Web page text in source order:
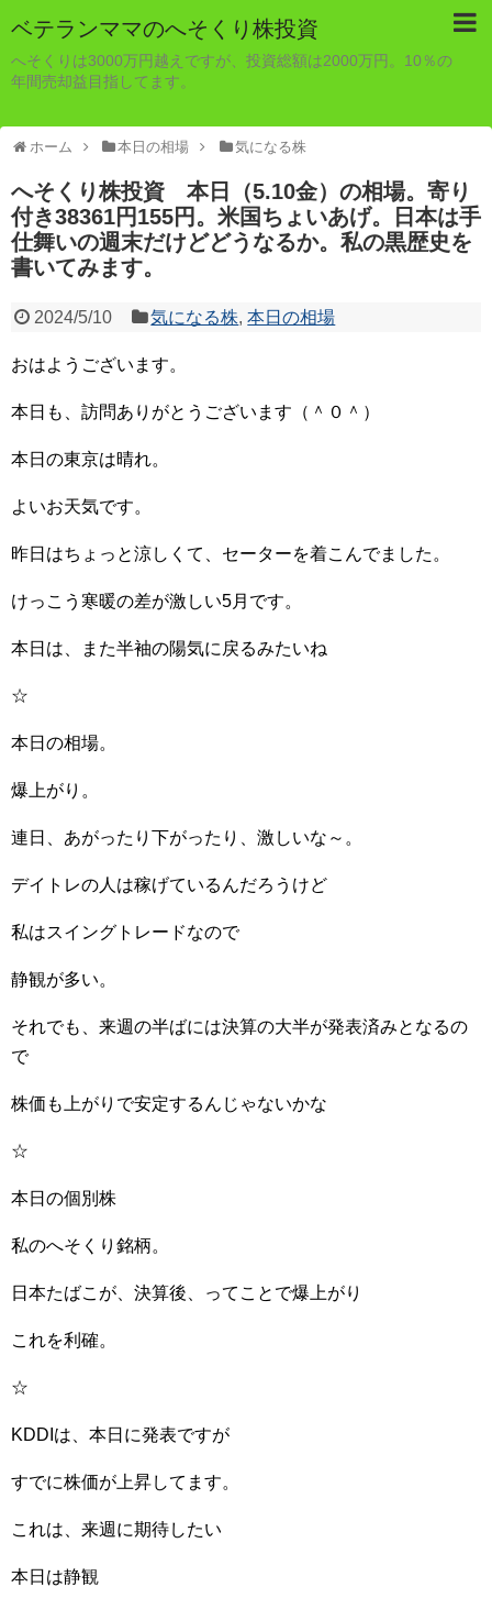
ベテランママのへそくり株投資
へそくりは3000万円越えですが、投資総額は2000万円。10％の
年間売却益目指してます。
ホーム 本日の相場 気になる株
へそくり株投資 本日（5.10金）の相場。寄り
付き38361円155円。米国ちょいあげ。日本は手
仕舞いの週末だけどどうなるか。私の黒歴史を
書いてみます。
2024/5/10 気になる株,本日の相場
おはようございます。
本日も、訪問ありがとうございます（＾０＾）
本日の東京は晴れ。
よいお天気です。
昨日はちょっと涼しくて、セーターを着こんでました。
けっこう寒暖の差が激しい5月です。
本日は、また半袖の陽気に戻るみたいね
☆
本日の相場。
爆上がり。
連日、あがったり下がったり、激しいな～。
デイトレの人は稼げているんだろうけど
私はスイングトレードなので
静観が多い。
それでも、来週の半ばには決算の大半が発表済みとなるの
で
株価も上がりで安定するんじゃないかな
☆
本日の個別株
私のへそくり銘柄。
日本たばこが、決算後、ってことで爆上がり
これを利確。
☆
KDDIは、本日に発表ですが
すでに株価が上昇してます。
これは、来週に期待したい
本日は静観